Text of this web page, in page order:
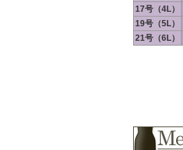
17号（4L）
19号（5L）
21号（6L）